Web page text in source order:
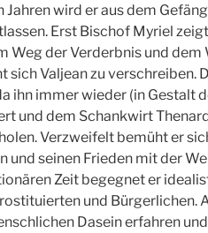
Jahren wird er aus dem
Erst Bischof Myriel
Weg der Verderbnis und dem
sich Valjean zu verschreiben.
ihn immer wieder (in Gestalt
und dem Schankwirt
Verzweifelt bemüht er
und seinen Frieden mit der
Zeit begegnet er
und Bürgerlichen.
Dasein erfahren